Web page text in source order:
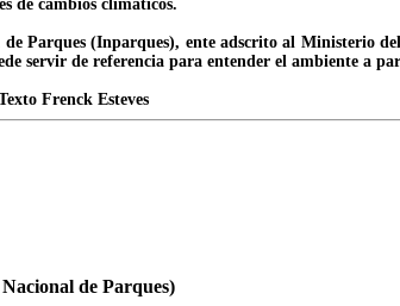
de cambios climáticos.
Parques (Inparques), ente adscrito al Ministerio
servir de referencia para entender el ambiente a
Frenck Esteves
de Parques)